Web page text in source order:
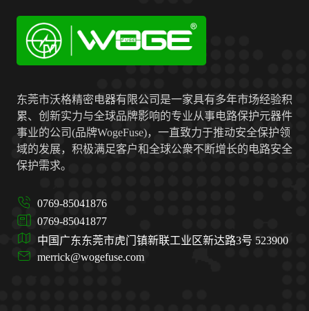
东莞市沃格精密电器有限公司是一家具有多年市场经验积
累、创新实力与全球品牌影响的专业从事电路保护元器件
事业的公司(品牌WogeFuse)，一直致力于推动安全保护领
域的发展，积极满足客户和全球公衆不断增长的电路安全
保护需求。
0769-85041876
0769-85041877
中国广东东莞市虎门镇新联工业区新达路3号 523900
merrick@wogefuse.com